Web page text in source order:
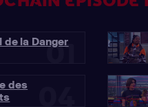
01
de la Danger
des